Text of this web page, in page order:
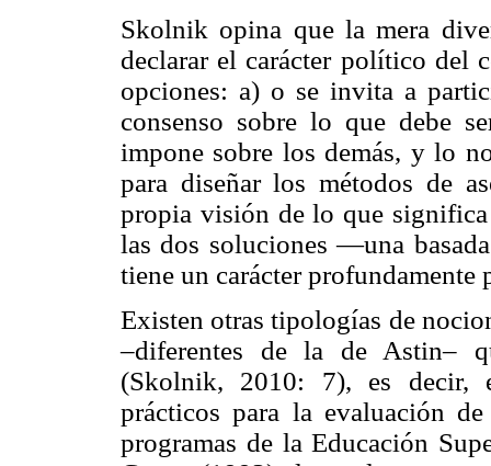
Skolnik opina que la mera
declarar el carácter político del
opciones: a) o se invita a
consenso sobre lo que debe
impone sobre los demás, y lo
para diseñar los métodos de
propia visión de lo que
las dos soluciones —una
tiene un carácter profundamente
Existen otras tipologías de
–diferentes de la de Astin–
(Skolnik, 2010: 7), es decir,
prácticos para la evaluación
programas de la Educación